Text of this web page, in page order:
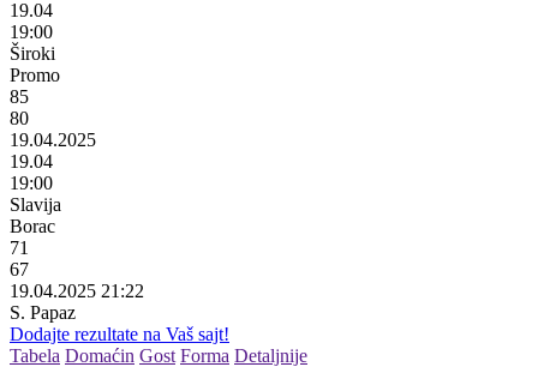
19.04
19:00
Široki
Promo
85
80
19.04.2025
19.04
19:00
Slavija
Borac
71
67
19.04.2025 21:22
S. Papaz
Dodajte rezultate na Vaš sajt!
Tabela Domaćin Gost Forma Detaljnije